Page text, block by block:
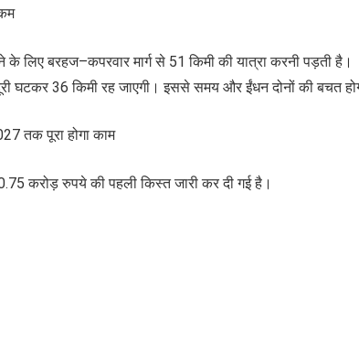
के लिए बरहज–कपरवार मार्ग से 51 किमी की यात्रा करनी पड़ती है।
घटकर 36 किमी रह जाएगी। इससे समय और ईंधन दोनों की बचत
तक पूरा होगा काम
करोड़ रुपये की पहली किस्त जारी कर दी गई है।